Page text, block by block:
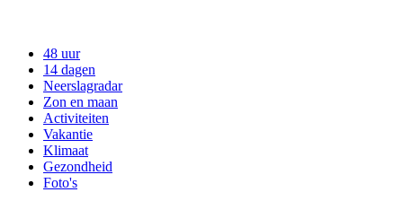
48 uur
14 dagen
Neerslagradar
Zon en maan
Activiteiten
Vakantie
Klimaat
Gezondheid
Foto's